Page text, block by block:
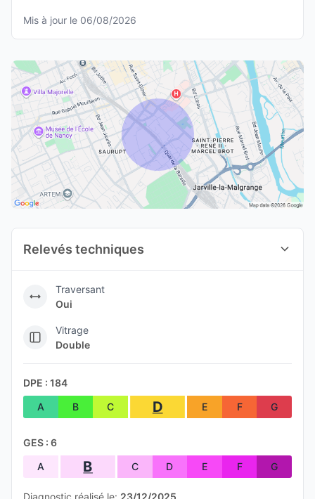
Mis à jour le 06/08/2026
Relevés techniques
Traversant
Oui
Vitrage
Double
DPE : 184
A B C D E F G
GES : 6
A B C D E F G
Diagnostic réalisé le: 23/12/2025